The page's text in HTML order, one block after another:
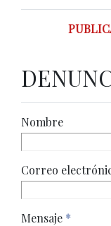
Nombre
Correo
Mensaje *